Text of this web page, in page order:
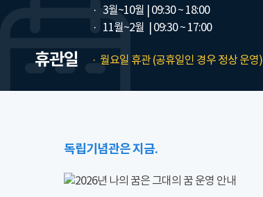
3월~10월
| 09:30 ~ 18:00
11월~2월
| 09:30 ~ 17:00
휴관일 월요일 휴관 (공휴일인 경우 정상 운영)
독립기념관은 지금.